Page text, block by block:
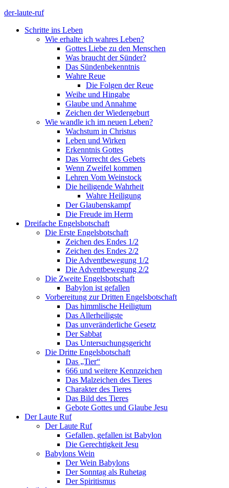
der-laute-ruf
Schritte ins Leben
Wie erhalte ich wahres Leben?
Gottes Liebe zu den Menschen
Was braucht der Sünder?
Das Sündenbekenntnis
Wahre Reue
Die Folgen der Reue
Weihe und Hingabe
Glaube und Annahme
Zeichen der Wiedergeburt
Wie wandle ich im neuen Leben?
Wachstum in Christus
Leben und Wirken
Erkenntnis Gottes
Das Vorrecht des Gebets
Wenn Zweifel kommen
Lehren Vom Weinstock
Die heiligende Wahrheit
Wahre Heiligung
Der Glaubenskampf
Die Freude im Herrn
Dreifache Engelsbotschaft
Die Erste Engelsbotschaft
Zeichen des Endes 1/2
Zeichen des Endes 2/2
Die Adventbewegung 1/2
Die Adventbewegung 2/2
Die Zweite Engelsbotschaft
Babylon ist gefallen
Vorbereitung zur Dritten Engelsbotschaft
Das himmlische Heiligtum
Das Allerheiligste
Das unveränderliche Gesetz
Der Sabbat
Das Untersuchungsgericht
Die Dritte Engelsbotschaft
Das „Tier“
666 und weitere Kennzeichen
Das Malzeichen des Tieres
Charakter des Tieres
Das Bild des Tieres
Gebote Gottes und Glaube Jesu
Der Laute Ruf
Der Laute Ruf
Gefallen, gefallen ist Babylon
Die Gerechtigkeit Jesu
Babylons Wein
Der Wein Babylons
Der Sonntag als Ruhetag
Der Spiritismus